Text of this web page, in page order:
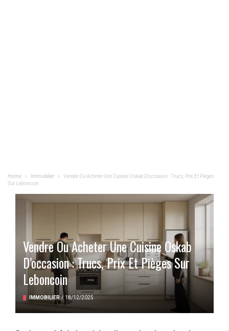
Home Immobilier
Vendre Ou Acheter Une Cuisine Oskab D’occasion : Trucs, Prix Et Pièges
Sur Leboncoin
Vendre Ou Acheter Une Cuisine Oskab
D’occasion : Trucs, Prix Et Pièges Sur
Leboncoin
IMMOBILIER / 18/12/2025